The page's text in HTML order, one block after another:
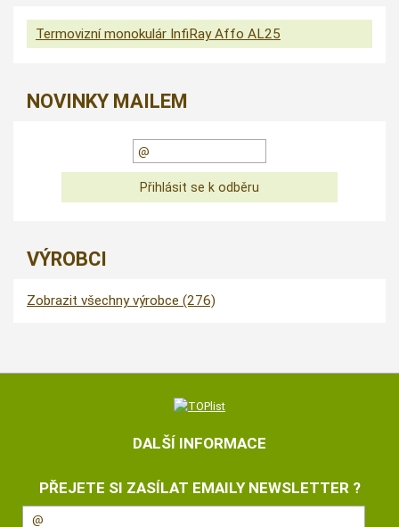
Termovizní monokulár InfiRay Affo AL25
NOVINKY MAILEM
VÝROBCI
Zobrazit všechny výrobce (276)
DALŠÍ INFORMACE
PŘEJETE SI ZASÍLAT EMAILY NEWSLETTER ?